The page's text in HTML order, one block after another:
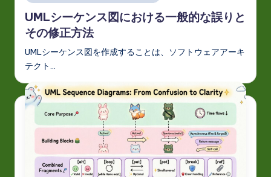
in
UMLシーケンス図における一般的な誤りと
その修正方法
UMLシーケンス図を作成することは、ソフトウェアアーキ
テクト…